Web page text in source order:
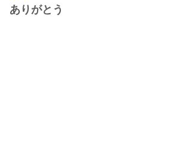
ありがとう